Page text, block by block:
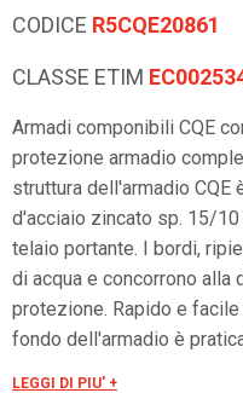
CODICE R5CQE20861
CLASSE ETIM
Armadi componibili CQE
protezione armadio
struttura dell'armadio
d'acciaio zincato sp. 15/
telaio portante. I bordi,
di acqua e concorrono alla
protezione. Rapido e
fondo dell'armadio è
LEGGI DI PIU' +